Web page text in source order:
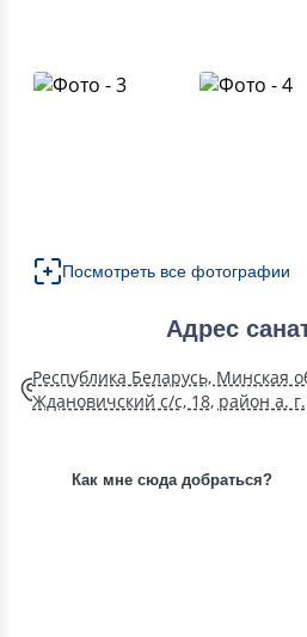
Посмотреть все фотографии
Адрес
Республика Беларусь, Минская
Ждановичский с/с, 18, район а.
Как мне сюда добраться?